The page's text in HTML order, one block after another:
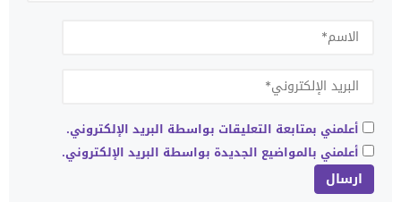
أعلمني بمتابعة التعليقات بواسطة البريد الإلكتروني.
أعلمني بالمواضيع الجديدة بواسطة البريد الإلكتروني.